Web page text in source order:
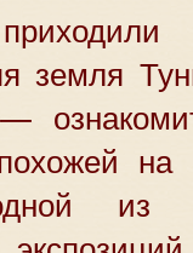
земля
на
из